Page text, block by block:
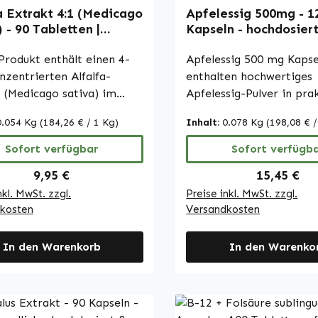
4:1 (Medicago
- 90 Tabletten |
enthält einen 4-
Alfalfa-
sativa) im
Cellulose als
versehen. Sie bieten eine
und konzentrierte
Alfalfa-Extrakt, die sich
lässt und bequem
integriert werden
Vitalstoffe -
Apothekenqualität -
• 100 % Vegan
aus
Herstellung •
Kg (184,26 € / 1 Kg)
Sofort verfügbar
Regulärer Preis:
9,95 €
MwSt. zzgl.
In den Warenkorb
Apfelessig 500mg -
Kapseln -
Apfelessig 500 mg
enthalten hochwertiges
Apfelessig-Pulver in
Kapseln liefert das
mg Apfelessig-Pulver
Säuregrad von 4–8 %.
entspricht etwa 4–6 g
Apfelessig. Mit 120 Kapseln pro
Packung bietet dieses
eine einfache
Apfelessig in die
Ernährung zu
aus
Inhalt:0.078 Kg(198,08 €
Sofort
Regulärer
15,45 €
Preise inkl. MwSt. zzgl.
Versandkosten
In den